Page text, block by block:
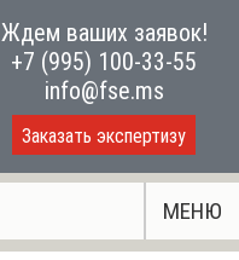
Ждем ваших заявок!
+7 (995) 100-33-55
info@fse.ms
Заказать экспертизу
МЕНЮ